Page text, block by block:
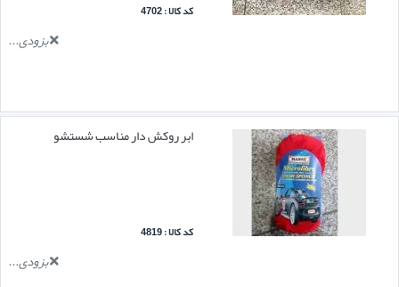
کد کالا : 4702
بزودی...
ابر روکش دار مناسب شستشو
کد کالا : 4819
بزودی...